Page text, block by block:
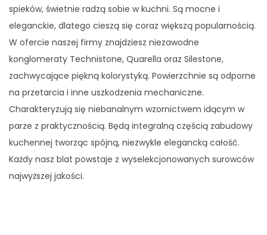
spieków, świetnie radzą sobie w kuchni. Są mocne i
eleganckie, dlatego cieszą się coraz większą popularnością.
W ofercie naszej firmy znajdziesz niezawodne
konglomeraty Technistone, Quarella oraz Silestone,
zachwycające piękną kolorystyką. Powierzchnie są odporne
na przetarcia i inne uszkodzenia mechaniczne.
Charakteryzują się niebanalnym wzornictwem idącym w
parze z praktycznością. Będą integralną częścią zabudowy
kuchennej tworząc spójną, niezwykle elegancką całość.
Każdy nasz blat powstaje z wyselekcjonowanych surowców
najwyższej jakości.